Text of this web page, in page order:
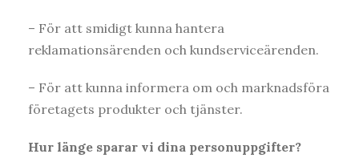
– För att smidigt kunna hantera
reklamationsärenden och kundserviceärenden.
– För att kunna informera om och marknadsföra
företagets produkter och tjänster.
Hur länge sparar vi dina personuppgifter?